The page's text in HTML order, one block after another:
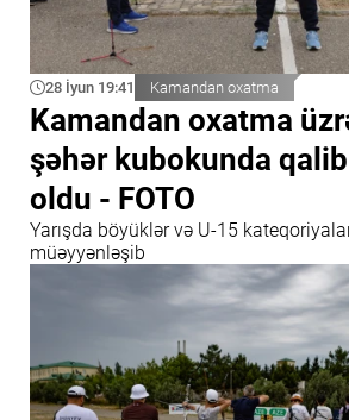
28 İyun 19:41 Kamandan oxatma
Kamandan oxatma
şəhər kubokunda
oldu - FOTO
Yarışda böyüklər və U-15
müəyyənləşib